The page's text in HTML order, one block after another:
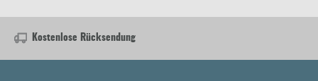
Kostenlose Rücksendung